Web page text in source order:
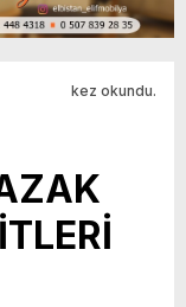
kez okundu.